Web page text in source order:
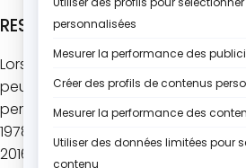
RESPONSABLE DU TRAITEMENT
Lors de votre navigation sur le Site,
peut être amené à collecter et à
personnelles, conformément à la loi
1978, telle que modifiée, ainsi qu’au
2016/679 du Parlement européen